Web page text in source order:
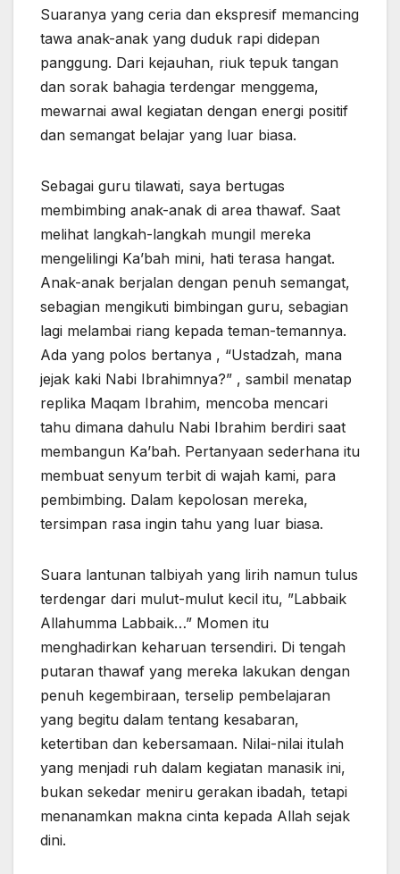
Suaranya yang ceria dan ekspresif memancing
tawa anak-anak yang duduk rapi didepan
panggung. Dari kejauhan, riuk tepuk tangan
dan sorak bahagia terdengar menggema,
mewarnai awal kegiatan dengan energi positif
dan semangat belajar yang luar biasa.
Sebagai guru tilawati, saya bertugas
membimbing anak-anak di area thawaf. Saat
melihat langkah-langkah mungil mereka
mengelilingi Ka’bah mini, hati terasa hangat.
Anak-anak berjalan dengan penuh semangat,
sebagian mengikuti bimbingan guru, sebagian
lagi melambai riang kepada teman-temannya.
Ada yang polos bertanya , “Ustadzah, mana
jejak kaki Nabi Ibrahimnya?” , sambil menatap
replika Maqam Ibrahim, mencoba mencari
tahu dimana dahulu Nabi Ibrahim berdiri saat
membangun Ka’bah. Pertanyaan sederhana itu
membuat senyum terbit di wajah kami, para
pembimbing. Dalam kepolosan mereka,
tersimpan rasa ingin tahu yang luar biasa.
Suara lantunan talbiyah yang lirih namun tulus
terdengar dari mulut-mulut kecil itu, ”Labbaik
Allahumma Labbaik…” Momen itu
menghadirkan keharuan tersendiri. Di tengah
putaran thawaf yang mereka lakukan dengan
penuh kegembiraan, terselip pembelajaran
yang begitu dalam tentang kesabaran,
ketertiban dan kebersamaan. Nilai-nilai itulah
yang menjadi ruh dalam kegiatan manasik ini,
bukan sekedar meniru gerakan ibadah, tetapi
menanamkan makna cinta kepada Allah sejak
dini.